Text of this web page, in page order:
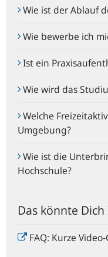
Wie ist der Ablauf
Wie bewerbe ich
Ist ein
Wie wird das
Welche
Umgebung?
Wie ist die
Hochschule?
Das könnte
FAQ: Kurze